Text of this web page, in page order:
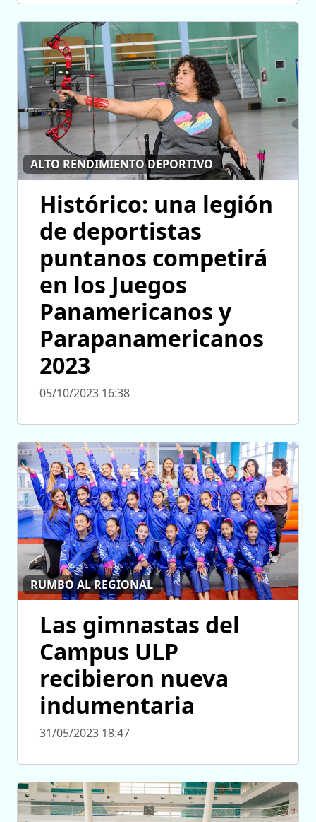
ALTO RENDIMIENTO DEPORTIVO
Histórico: una legión
de deportistas
puntanos competirá
en los Juegos
Panamericanos y
Parapanamericanos
2023
05/10/2023 16:38
RUMBO AL REGIONAL
Las gimnastas del
Campus ULP
recibieron nueva
indumentaria
31/05/2023 18:47